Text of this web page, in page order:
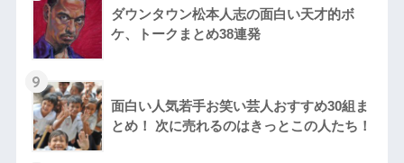
ダウンタウン松本人志の面白い天才的ボ
ケ、トークまとめ38連発
9
面白い人気若手お笑い芸人おすすめ30組ま
とめ！ 次に売れるのはきっとこの人たち！